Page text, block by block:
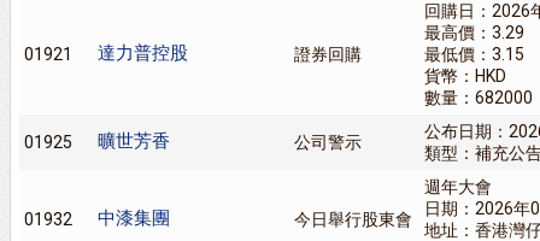
01921 達力普控股 證券回購
回購日：2026
最高價：3.29
最低價：3.15
貨幣：HKD
數量：682000
01925 曠世芳香 公司警示
公布日期：
類型：補充公
01932 中漆集團 今日舉行股東會
週年大會
日期：2026年
地址：香港灣